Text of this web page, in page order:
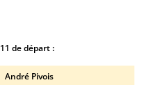
11 de départ :
André Pivois